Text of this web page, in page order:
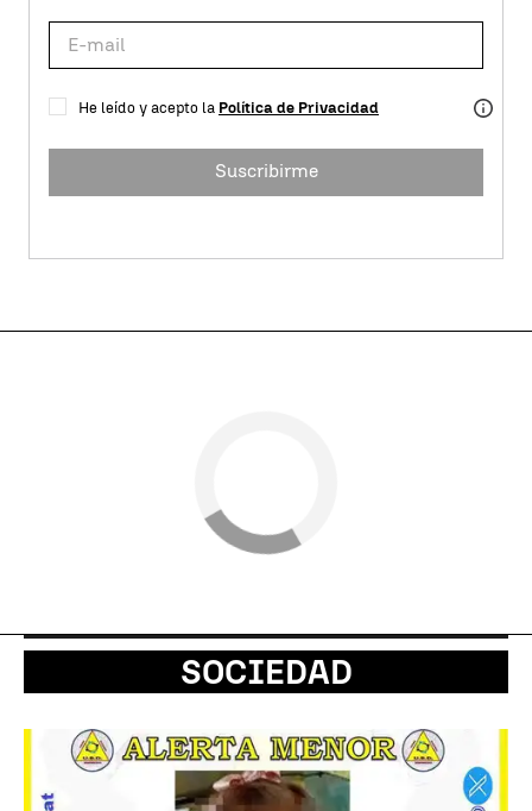
He leído y acepto la Política de Privacidad
Suscribirme
SOCIEDAD